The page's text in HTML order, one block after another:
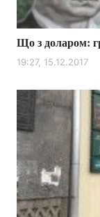
Що з доларом:
19:27, 15.12.2017